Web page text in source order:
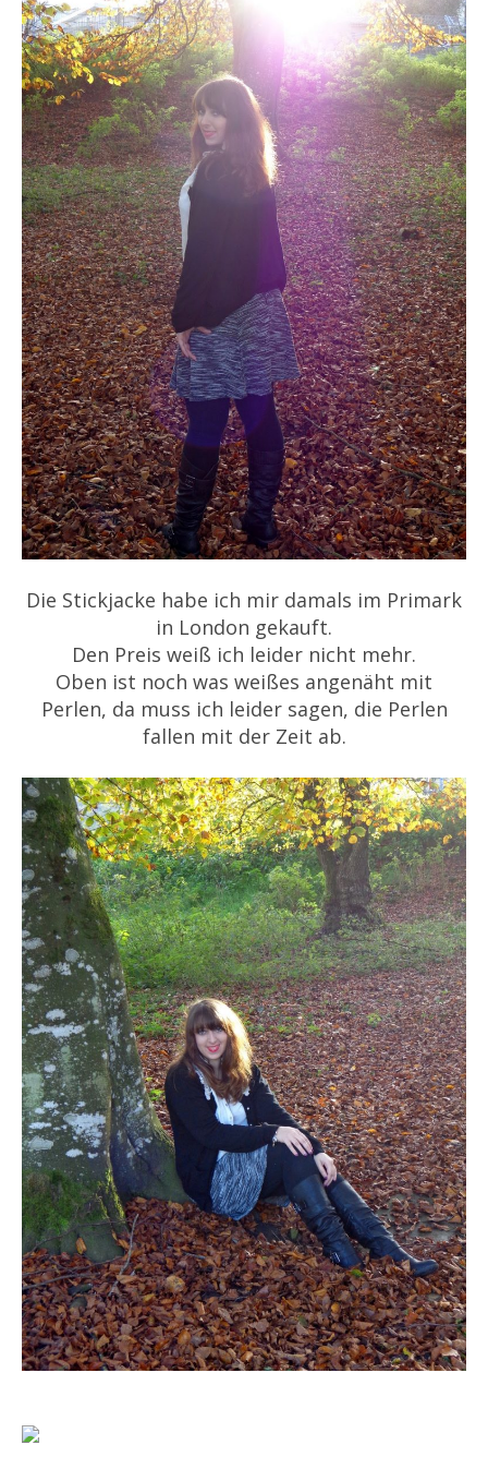
Die Stickjacke habe ich mir damals im Primark
in London gekauft.
Den Preis weiß ich leider nicht mehr.
Oben ist noch was weißes angenäht mit
Perlen, da muss ich leider sagen, die Perlen
fallen mit der Zeit ab.